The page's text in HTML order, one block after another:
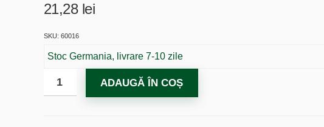
21,28 lei
SKU: 60016
Stoc Germania, livrare 7-10 zile
ADAUGĂ ÎN COȘ